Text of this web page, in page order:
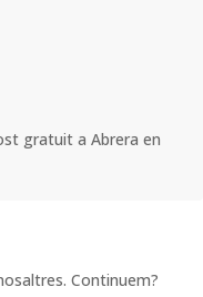
gratuit a Abrera en
Continuem?